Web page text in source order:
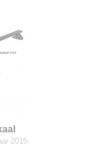
2015-